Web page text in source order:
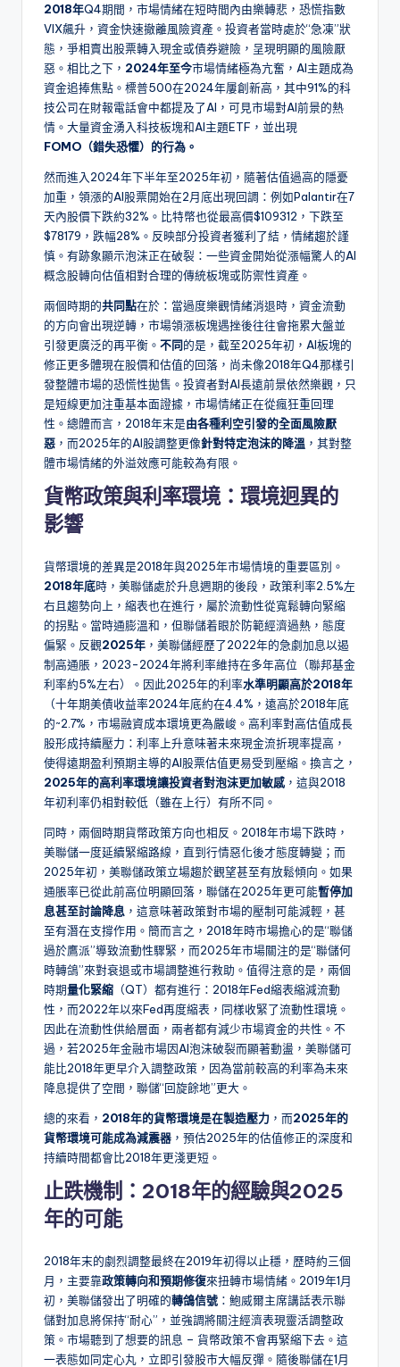
2018年Q4期間，市場情緒在短時間內由樂轉悲，恐慌指數
VIX飆升，資金快速撤離風險資產。投資者當時處於“急凍”狀
態，爭相賣出股票轉入現金或債券避險，呈現明顯的風險厭
惡。相比之下， 2024年至今市場情緒極為亢奮，AI主題成為
資金追捧焦點。標普500在2024年屢創新高，其中91%的科
技公司在財報電話會中都提及了AI，可見市場對AI前景的熱
情。大量資金湧入科技板塊和AI主題ETF，並出現
FOMO（錯失恐懼）的行為。
然而進入2024年下半年至2025年初，隨著估值過高的隱憂
加重，領漲的AI股票開始在2月底出現回調：例如Palantir在7
天內股價下跌約32%。比特幣也從最高價$109312，下跌至
$78179，跌幅28%。反映部分投資者獲利了結，情緒趨於謹
慎。有跡象顯示泡沫正在破裂：一些資金開始從漲幅驚人的AI
概念股轉向估值相對合理的傳統板塊或防禦性資產。
兩個時期的共同點在於：當過度樂觀情緒消退時，資金流動
的方向會出現逆轉，市場領漲板塊遇挫後往往會拖累大盤並
引發更廣泛的再平衡。 不同的是，截至2025年初，AI板塊的
修正更多體現在股價和估值的回落，尚未像2018年Q4那樣引
發整體市場的恐慌性拋售。投資者對AI長遠前景依然樂觀，只
是短線更加注重基本面證據，市場情緒正在從瘋狂重回理
性。總體而言，2018年末是由各種利空引發的全面風險厭
惡 ，而2025年的AI股調整更像針對特定泡沫的降溫 ，其對整
體市場情緒的外溢效應可能較為有限。
貨幣政策與利率環境：環境迥異的
影響
貨幣環境的差異是2018年與2025年市場情境的重要區別。
2018年底時，美聯儲處於升息週期的後段，政策利率2.5%左
右且趨勢向上，縮表也在進行，屬於流動性從寬鬆轉向緊縮
的拐點。當時通膨溫和，但聯儲着眼於防範經濟過熱，態度
偏緊。反觀2025年 ，美聯儲經歷了2022年的急劇加息以遏
制高通脹，2023-2024年將利率維持在多年高位（聯邦基金
利率約5%左右）。因此2025年的利率水準明顯高於2018年
（十年期美債收益率2024年底約在4.4%，遠高於2018年底
的~2.7%，市場融資成本環境更為嚴峻。高利率對高估值成長
股形成持續壓力：利率上升意味著未來現金流折現率提高，
使得遠期盈利預期主導的AI股票估值更易受到壓縮。換言之，
2025年的高利率環境讓投資者對泡沫更加敏感 ，這與2018
年初利率仍相對較低（雖在上行）有所不同。
同時，兩個時期貨幣政策方向也相反。2018年市場下跌時，
美聯儲一度延續緊縮路線，直到行情惡化後才態度轉變；而
2025年初，美聯儲政策立場趨於觀望甚至有放鬆傾向。如果
通脹率已從此前高位明顯回落，聯儲在2025年更可能暫停加
息甚至討論降息 ，這意味著政策對市場的壓制可能減輕，甚
至有潛在支撐作用。簡而言之，2018年時市場擔心的是“聯儲
過於鷹派”導致流動性驟緊，而2025年市場關注的是“聯儲何
時轉鴿”來對衰退或市場調整進行救助。值得注意的是，兩個
時期量化緊縮 （QT）都有進行：2018年Fed縮表縮減流動
性，而2022年以來Fed再度縮表，同樣收緊了流動性環境。
因此在流動性供給層面，兩者都有減少市場資金的共性。不
過，若2025年金融市場因AI泡沫破裂而顯著動盪，美聯儲可
能比2018年更早介入調整政策，因為當前較高的利率為未來
降息提供了空間，聯儲“回旋餘地”更大。
總的來看， 2018年的貨幣環境是在製造壓力 ，而2025年的
貨幣環境可能成為減震器 ，預估2025年的估值修正的深度和
持續時間都會比2018年更淺更短。
止跌機制：2018年的經驗與2025
年的可能
2018年末的劇烈調整最終在2019年初得以止穩，歷時約三個
月，主要靠政策轉向和預期修復來扭轉市場情緒。2019年1月
初，美聯儲發出了明確的轉鴿信號 ：鮑威爾主席講話表示聯
儲對加息將保持“耐心”，並強調將關注經濟表現靈活調整政
策。市場聽到了想要的訊息 – 貨幣政策不會再緊縮下去。這
一表態如同定心丸，立即引發股市大幅反彈。隨後聯儲在1月